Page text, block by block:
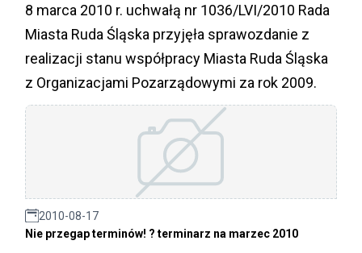
8 marca 2010 r. uchwałą nr 1036/LVI/2010 Rada
Miasta Ruda Śląska przyjęła sprawozdanie z
realizacji stanu współpracy Miasta Ruda Śląska
z Organizacjami Pozarządowymi za rok 2009.
2010-08-17
Nie przegap terminów! ? terminarz na marzec 2010